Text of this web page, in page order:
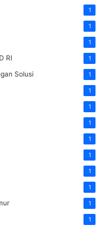
1
1
1
RI 1
Solusi 1
1
1
1
1
1
1
1
1
1